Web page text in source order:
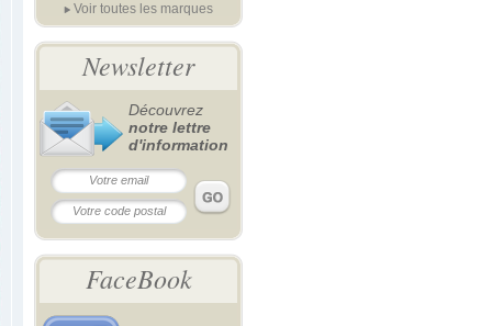
Voir toutes les marques
Newsletter
Découvrez
notre lettre
d'information
FaceBook